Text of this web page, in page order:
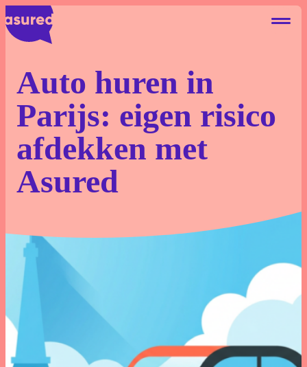
Autohuur Eigen Risico
Deelauto Eigen Risico
Camperhuur Eigen Risico
Contact
Blog
Download documenten
Voorwaarden
Schade Melden
Auto huren in
Parijs: eigen risico
afdekken met
Asured